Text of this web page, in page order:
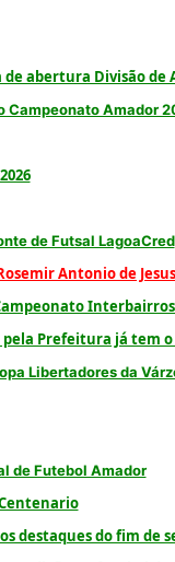
abertura Divisão de
Campeonato Amador
de Futsal LagoaCred
Antonio de Jesus
Prefeitura já tem
Libertadores da
de Futebol Amador
destaques do fim de